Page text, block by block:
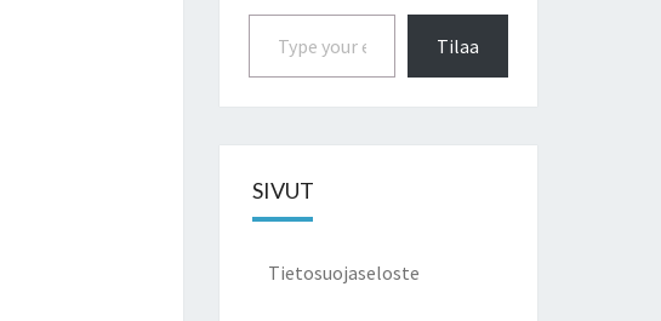
Type your email…
Tilaa
SIVUT
Tietosuojaseloste